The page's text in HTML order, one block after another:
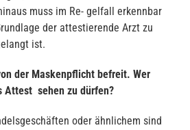
muss im Re- gelfall erkennbar
der attestierende Arzt zu
ist.
der Maskenpflicht befreit. Wer
Attest sehen zu dürfen?
oder ähnlichem sind